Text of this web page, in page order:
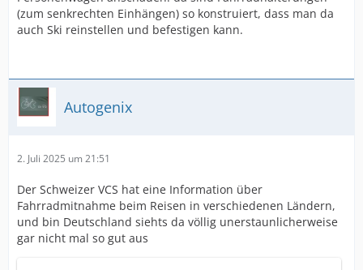
(zum senkrechten Einhängen) so konstruiert, dass man da
auch Ski reinstellen und befestigen kann.
Autogenix
2. Juli 2025 um 21:51
Der Schweizer VCS hat eine Information über
Fahrradmitnahme beim Reisen in verschiedenen Ländern,
und bin Deutschland siehts da völlig unerstaunlicherweise
gar nicht mal so gut aus